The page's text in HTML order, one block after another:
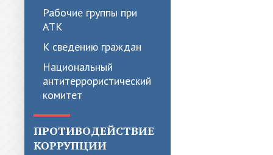
Рабочие группы при
АТК
К сведению граждан
Национальный
антитеррористический
комитет
ПРОТИВОДЕЙСТВИЕ
КОРРУПЦИИ